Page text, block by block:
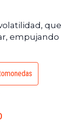
empujando